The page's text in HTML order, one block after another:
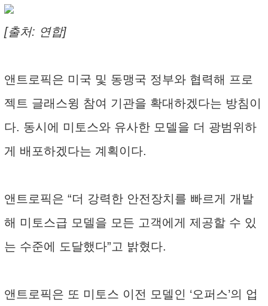
[출처: 연합]
앤트로픽은 미국 및 동맹국 정부와 협력해 프로
젝트 글래스윙 참여 기관을 확대하겠다는 방침이
다. 동시에 미토스와 유사한 모델을 더 광범위하
게 배포하겠다는 계획이다.
앤트로픽은 “더 강력한 안전장치를 빠르게 개발
해 미토스급 모델을 모든 고객에게 제공할 수 있
는 수준에 도달했다”고 밝혔다.
앤트로픽은 또 미토스 이전 모델인 ‘오퍼스’의 업